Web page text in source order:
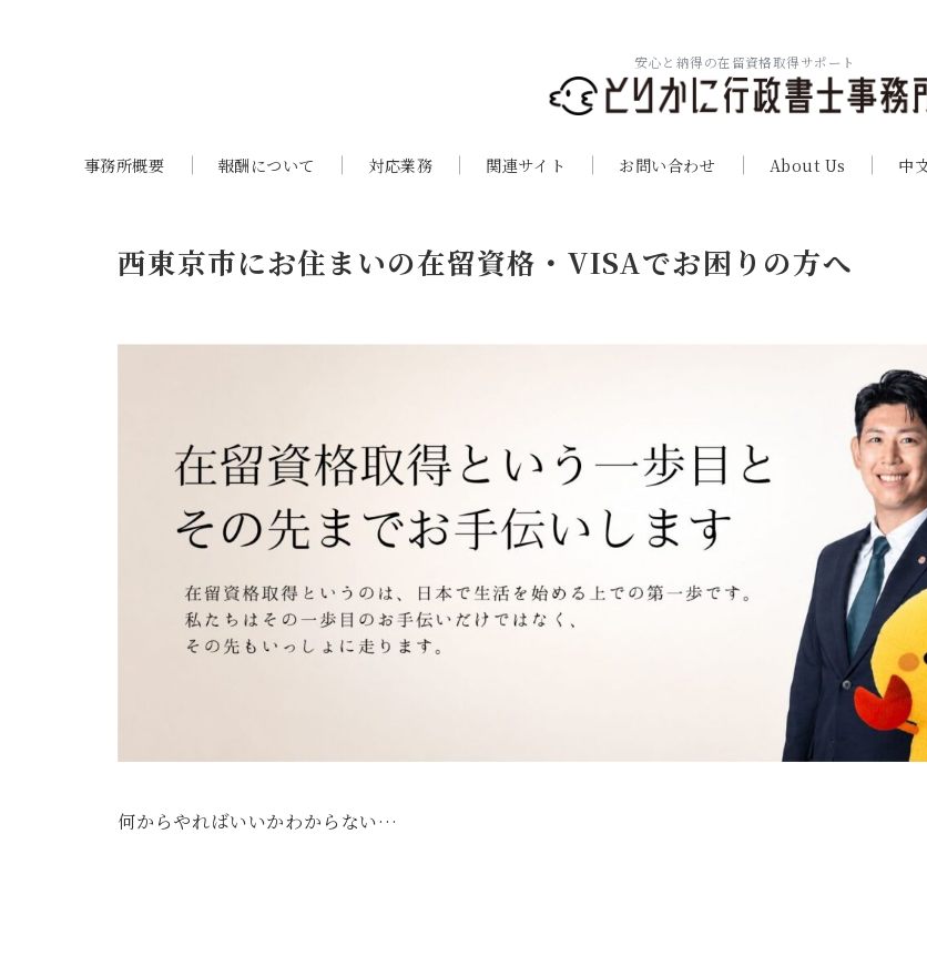
安心と納得の在留資格取得サポート
事務所概要 報酬について 対応業務 関連サイト お問い合わせ About Us 中
西東京市にお住まいの在留資格・VISAでお困りの方へ
何からやればいいかわからない…